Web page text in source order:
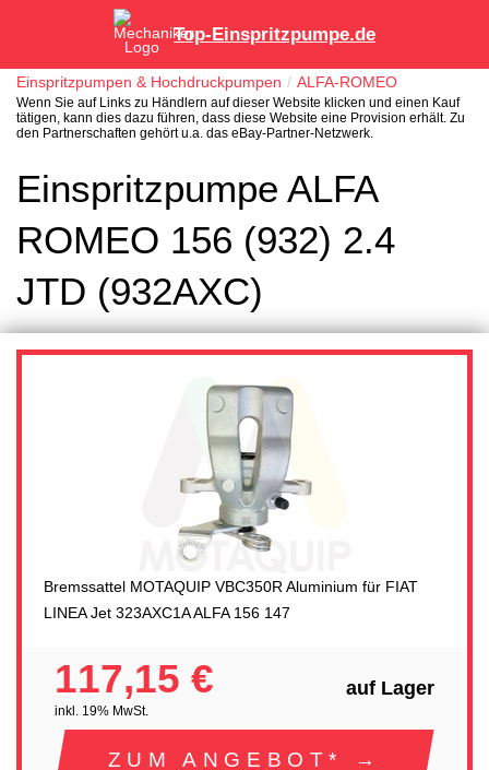
Top-Einspritzpumpe.de
Einspritzpumpen & Hochdruckpumpen ALFA-ROMEO
Wenn Sie auf Links zu Händlern auf dieser Website klicken und einen Kauf
tätigen, kann dies dazu führen, dass diese Website eine Provision erhält. Zu
den Partnerschaften gehört u.a. das eBay-Partner-Netzwerk.
Einspritzpumpe ALFA
ROMEO 156 (932) 2.4
JTD (932AXC)
Bremssattel MOTAQUIP VBC350R Aluminium für FIAT
LINEA Jet 323AXC1A ALFA 156 147
117,15 €
inkl. 19% MwSt.
auf Lager
ZUM ANGEBOT* →